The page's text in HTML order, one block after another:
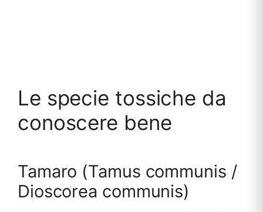
Le specie tossiche da
conoscere bene
Tamaro (Tamus communis /
Dioscorea communis)